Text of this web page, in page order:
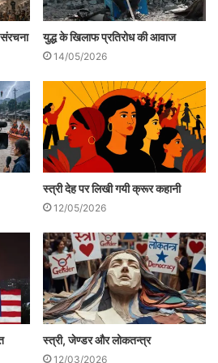
से प्रारंभ होकर 1972 में
की समाप्ति अदिस अबाबा
दक्षिण सूडान को
गई। लेकिन उत्तर और
शांति लंबे समय तक नहीं चल
युद्ध के खिलाफ प्रतिरोध की आवाज
14/05/2026
स्त्री देह पर लिखी गयी क्रूर कहानी
12/05/2026
स्त्री, जेण्डर और लोकतन्त्र
12/03/2026